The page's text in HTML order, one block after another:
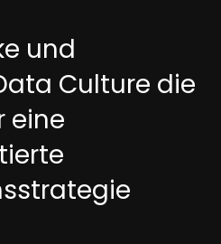
und
Culture die
eine